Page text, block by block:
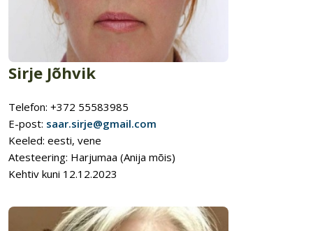
Sirje Jõhvik
Telefon: +372 55583985
E-post: saar.sirje@gmail.com
Keeled: eesti, vene
Atesteering: Harjumaa (Anija mõis)
Kehtiv kuni 12.12.2023